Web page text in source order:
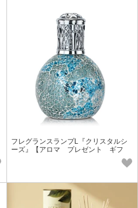
フレグランスランプL『クリスタルシ
ーズ』【アロマ プレゼント ギフ